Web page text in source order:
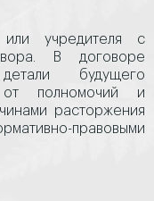
или учредителя с
В договоре
будущего
от полномочий и
расторжения
правовыми